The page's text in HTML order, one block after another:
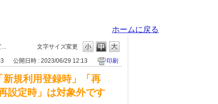
ホームに戻る
文字サイズ変更
...
公開日時 : 2023/06/29 12:13 印刷
規利用登録時」「再
設定時」は対象外です